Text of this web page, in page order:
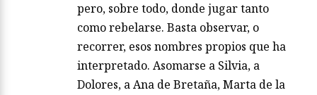
pero, sobre todo, donde jugar tanto
como rebelarse. Basta observar, o
recorrer, esos nombres propios que ha
interpretado. Asomarse a Silvia, a
Dolores, a Ana de Bretaña, Marta de la